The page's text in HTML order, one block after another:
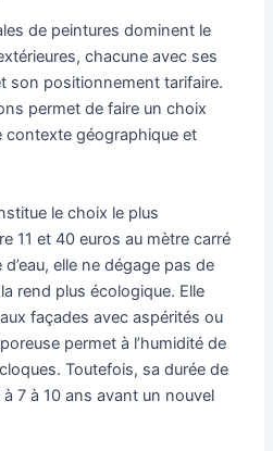
de peintures dominent le
chacune avec ses
son positionnement tarifaire.
permet de faire un choix
géographique et
le choix le plus
11 et 40 euros au mètre carré
elle ne dégage pas de
rend plus écologique. Elle
façades avec aspérités ou
permet à l’humidité de
Toutefois, sa durée de
7 à 10 ans avant un nouvel